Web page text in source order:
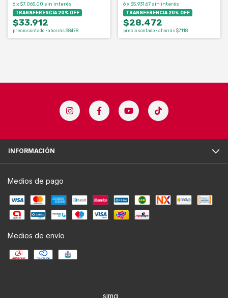
6x $7.065,00 sin interés
TRANSFERENCIA 20% OFF
$33.912
precio contado · ahorrás $8478
6 x $5.931,67 sin interés
TRANSFERENCIA 20% OFF
$28.472
precio contado · ahorrás $7118
INFORMACIÓN
Medios de pago
Medios de envío
simg